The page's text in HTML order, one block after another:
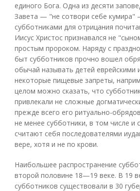
единого Бога. Одна из десяти
Завета — "не сотвори себе кумира"
субботниками для отрицания
Иисус Христос признавался не
простым пророком. Наряду с
быт субботников прочно вошел
обычай называть детей еврейскими
некоторые пищевые запреты,
целом можно сказать, что
привлекали не сложные
прежде всего его ритуально-
не менее субботники, в том числе и
считают себя последователями
вере, хотя и не по крови.
Наибольшее распространение
второй половине 18—19 веке. В 19
субботников существовали в 30